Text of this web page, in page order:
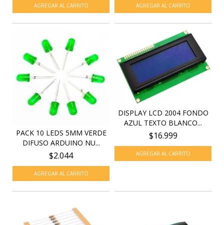
PACK 10 LEDS 5MM VERDE
DIFUSO ARDUINO NU...
$2.044
DISPLAY LCD 2004 FONDO
AZUL TEXTO BLANCO...
$16.999